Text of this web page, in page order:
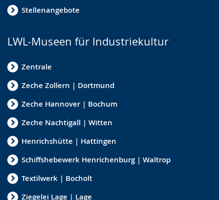
Stellenangebote
LWL-Museen für Industriekultur
Zentrale
Zeche Zollern | Dortmund
Zeche Hannover | Bochum
Zeche Nachtigall | Witten
Henrichshütte | Hattingen
Schiffshebewerk Henrichenburg | Waltrop
Textilwerk | Bocholt
Ziegelei Lage | Lage